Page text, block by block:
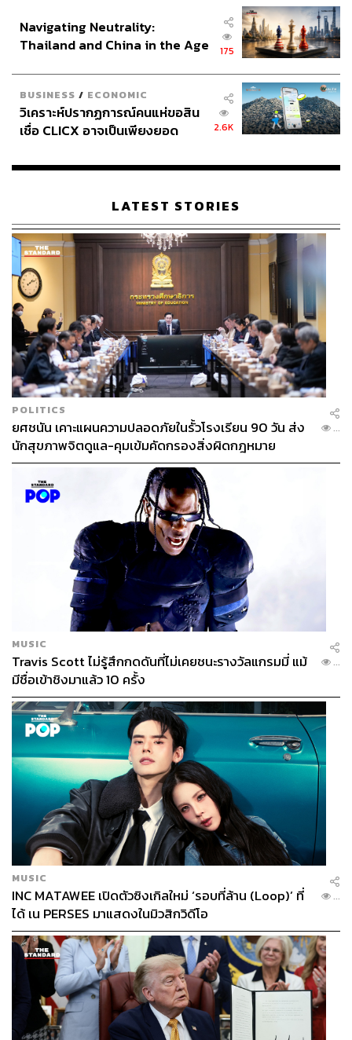
Navigating Neutrality:
Thailand and China in the Age
175
BUSINESS / ECONOMIC
วิเคราะห์ปรากฏการณ์คนแห่ขอสิน
เชื่อ CLICX อาจเป็นเพียงยอด
เรือนไทยที่ถูกซุกไว้
2.6K
LATEST STORIES
POLITICS
ยศชนัน เคาะแผนความปลอดภัยในรั้วโรงเรียน 90 วัน ส่ง
นักสุขภาพจิตดูแล-คุมเข้มคัดกรองสิ่งผิดกฎหมาย
...
MUSIC
Travis Scott ไม่รู้สึกกดดันที่ไม่เคยชนะรางวัลแกรมมี่ แม้
มีชื่อเข้าชิงมาแล้ว 10 ครั้ง
...
MUSIC
INC MATAWEE เปิดตัวซิงเกิลใหม่ ‘รอบที่ล้าน (Loop)’ ที่
ได้ เน PERSES มาแสดงในมิวสิกวิดีโอ
...